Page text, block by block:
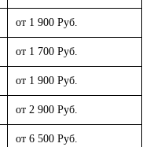
от 1 900 Руб.
от 1 700 Руб.
от 1 900 Руб.
от 2 900 Руб.
от 6 500 Руб.